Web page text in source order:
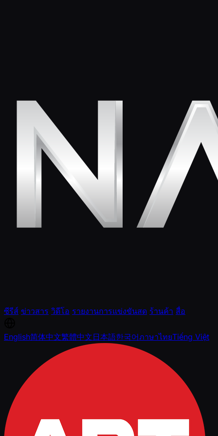
ซีรีส์ ข่าวสาร วิดีโอ รายงานการแข่งขันสด ร้านค้า สื่อ
English简体中文繁體中文日本語한국어ภาษาไทยTiếng Việt